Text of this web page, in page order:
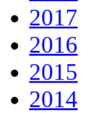
2017
2016
2015
2014